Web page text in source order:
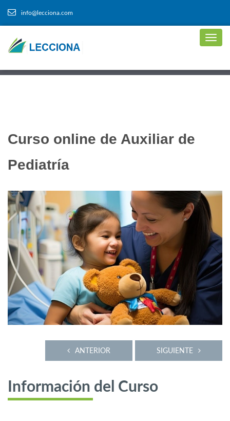
info@lecciona.com
Curso online de Auxiliar de
Pediatría
SIGUIENTE
ANTERIOR
Información del Curso